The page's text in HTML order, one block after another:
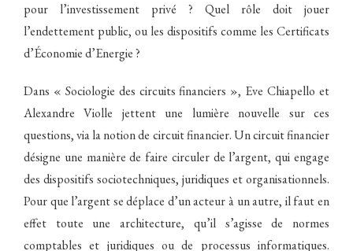
pour l’investissement privé ? Quel rôle doit jouer
l’endettement public, ou les dispositifs comme les Certificats
d’Économie d’Energie ?
Dans « Sociologie des circuits financiers », Eve Chiapello et
Alexandre Violle jettent une lumière nouvelle sur ces
questions, via la notion de circuit financier. Un circuit financier
désigne une manière de faire circuler de l’argent, qui engage
des dispositifs sociotechniques, juridiques et organisationnels.
Pour que l’argent se déplace d’un acteur à un autre, il faut en
effet toute une architecture, qu’il s’agisse de normes
comptables et juridiques ou de processus informatiques.